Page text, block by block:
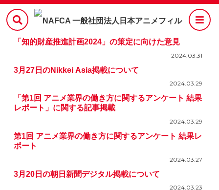
「知的財産推進計画2024」の策定に向けた意見
2024.03.31
3月27日のNikkei Asia掲載について
2024.03.29
「第1回 アニメ業界の働き方に関するアンケート 結果
レポート」に関する記事掲載
2024.03.29
第1回 アニメ業界の働き方に関するアンケート 結果レ
ポート
2024.03.27
3月20日の朝日新聞デジタル掲載について
2024.03.23